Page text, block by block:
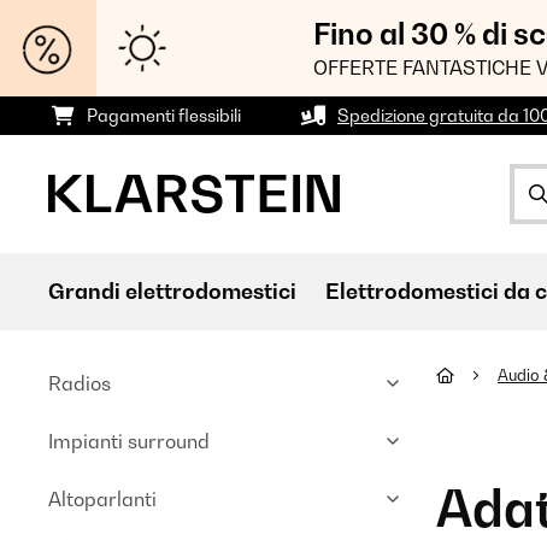
Fino al 30 % di
OFFERTE FANTASTICHE
Pagamenti flessibili Spedizione gratuita da
Grandi elettrodomestici Elettrodomestici da
Radios
Impianti surround
Altoparlanti
Audio